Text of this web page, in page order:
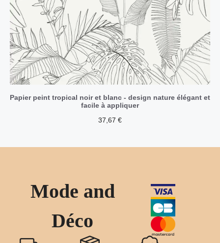
Papier peint tropical noir et blanc - design nature élégant et
facile à appliquer
37,67 €
Mode and
Déco